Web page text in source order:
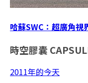
哈蘇SWC：超廣角視
時空膠囊
2011年的今天